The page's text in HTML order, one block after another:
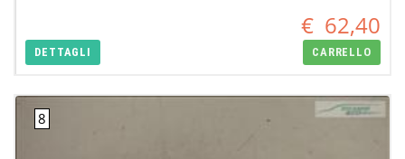
€ 62,40
DETTAGLI CARRELLO